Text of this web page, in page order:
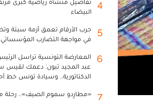
4
البيضاء
5
حرب الأرقام تعمق أزمة سبتة
في مواجهة التضارب المؤسساتي
6
المعارضة التونسية تراسل
عبد المجيد تبون: دعمك لقيس
الدكتاتورية.. وسيادة تونس خط
7
«مطارِدو سموم الصيف».. رحلة